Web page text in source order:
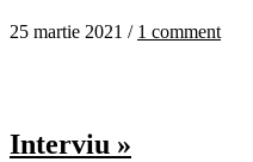
25 martie 2021 / 1 comment
Interviu »